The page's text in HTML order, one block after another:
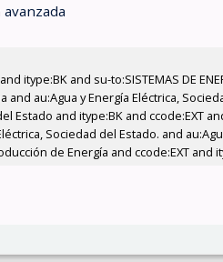
and su-to:SISTEMAS DE
au:Agua y Energía Eléctrica,
Estado and itype:BK and ccode:EXT
Sociedad del Estado. and
de Energía and ccode:EXT and